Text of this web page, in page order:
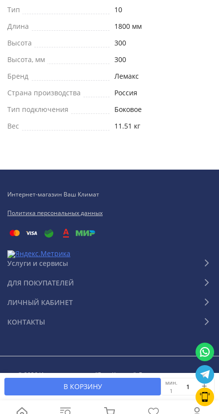
В КОРЗИНУ
мин.
1
Тип
10
Длина
1800 мм
Высота
300
Высота, мм
300
Бренд
Лемакс
Страна производства
Россия
Тип подключения
Боковое
Вес
11.51 кг
Интернет-магазин Ваш Климат
Политика персональных данных
Услуги и сервисы
ДЛЯ ПОКУПАТЕЛЕЙ
ЛИЧНЫЙ КАБИНЕТ
КОНТАКТЫ
© 2026 Интернет-магазин "Ваш Климат". Все права защищены